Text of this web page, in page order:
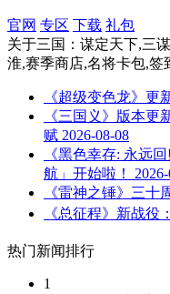
官网 专区 下载 礼包
关于三国：谋定天下,三
淮,赛季商店,名将卡包,签
《超级变色龙》更
《三国义》版本更
赋 2026-08-08
《黑色幸存: 永远
航」开始啦！
《雷神之锤》三十
《总征程》新战
热门新闻排行
1